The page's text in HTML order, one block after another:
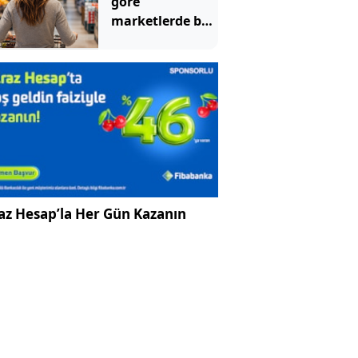
marketlerde bu
çalıyormuş
Hesap’la Her Gün Kazanın